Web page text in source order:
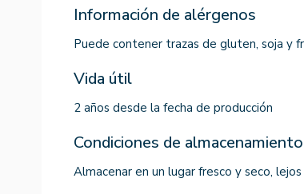
Información de alérgenos
Puede contener trazas de gluten, soja y
Vida útil
2 años desde la fecha de producción
Condiciones de almacenamiento
Almacenar en un lugar fresco y seco,